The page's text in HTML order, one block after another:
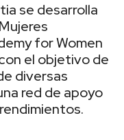
se desarrolla
for Women
el objetivo de
diversas
red de apoyo